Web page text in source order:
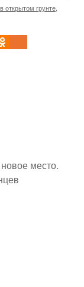
открытом грунте
место.